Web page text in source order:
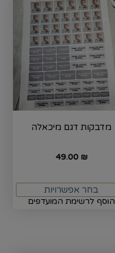
מדבקות דגם מיכאלה
49.00 ₪
בחר אפשרויות
הוסף לרשימת המועדפים